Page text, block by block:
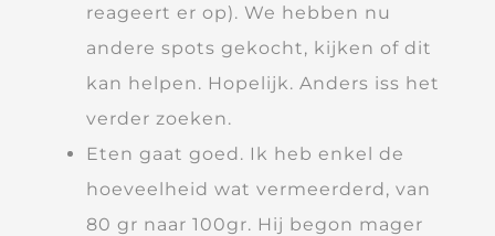
reageert er op). We hebben nu
andere spots gekocht, kijken of dit
kan helpen. Hopelijk. Anders iss het
verder zoeken.
Eten gaat goed. Ik heb enkel de
hoeveelheid wat vermeerderd, van
80 gr naar 100gr. Hij begon mager